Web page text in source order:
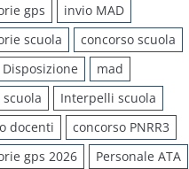
gps
invio MAD
scuola
concorso scuola
mad
Interpelli scuola
docenti
concorso PNRR3
gps 2026
Personale ATA